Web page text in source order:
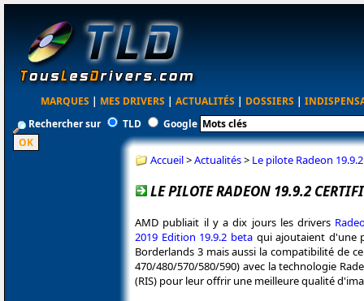
MARQUES | MES DRIVERS | ACTUALITÉS | DOSSIERS |
Rechercher sur
TLD Google
Accueil>Actualités> Le pilote Radeon
LE PILOTE RADEON 19.9.2
AMD publiait il y a dix jours les drivers
2019 Edition 19.9.2 betaqui ajoutaient d'une
Borderlands 3 mais aussi la compatibilité de
470/480/570/580/590) avec la technologie
(RIS) pour leur offrir une meilleure qualité